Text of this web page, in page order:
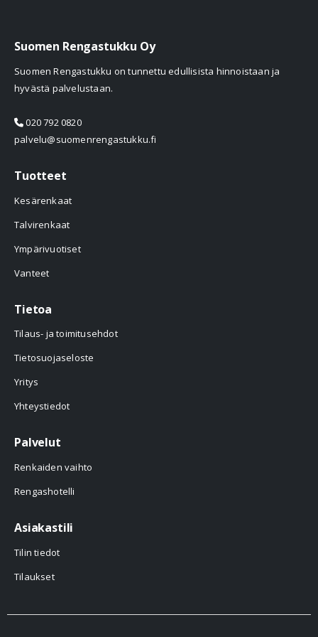
Suomen Rengastukku Oy
Suomen Rengastukku on tunnettu edullisista hinnoistaan ja
hyvästä palvelustaan.
020 792 0820
palvelu@suomenrengastukku.fi
Tuotteet
Kesärenkaat
Talvirenkaat
Ympärivuotiset
Vanteet
Tietoa
Tilaus- ja toimitusehdot
Tietosuojaseloste
Yritys
Yhteystiedot
Palvelut
Renkaiden vaihto
Rengashotelli
Asiakastili
Tilin tiedot
Tilaukset